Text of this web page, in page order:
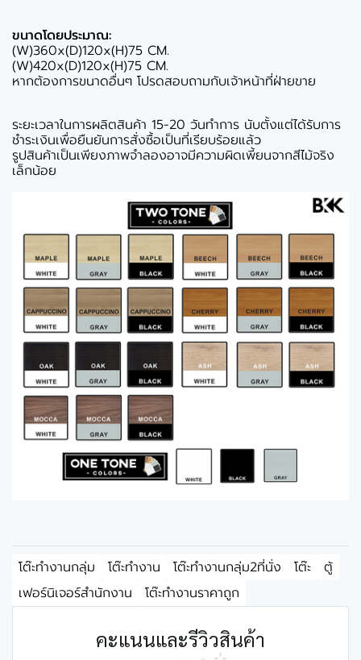
ขนาดโดยประมาณ:
(W)360x(D)120x(H)75 CM.
(W)420x(D)120x(H)75 CM.
หากต้องการขนาดอื่นๆ โปรดสอบถามกับเจ้าหน้าที่ฝ่ายขาย
ระยะเวลาในการผลิตสินค้า 15-20 วันทำการ นับตั้งแต่ได้รับการ
ชำระเงินเพื่อยืนยันการสั่งซื้อเป็นที่เรียบร้อยแล้ว
รูปสินค้าเป็นเพียงภาพจำลองอาจมีความผิดเพี้ยนจากสีไม้จริง
เล็กน้อย
โต๊ะทำงานกลุ่ม โต๊ะทำงาน โต๊ะทำงานกลุ่ม2ที่นั่ง โต๊ะ
ตู้
เฟอร์นิเจอร์สำนักงาน
โต๊ะทำงานราคาถูก
คะแนนและรีวิวสินค้า